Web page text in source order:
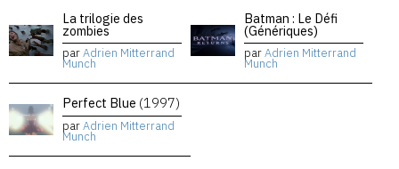
La trilogie des
zombies
parAdrien Mitterrand
Munch
Batman : Le Défi
(Génériques)
parAdrien Mitterrand
Munch
Perfect Blue (1997)
parAdrien Mitterrand
Munch